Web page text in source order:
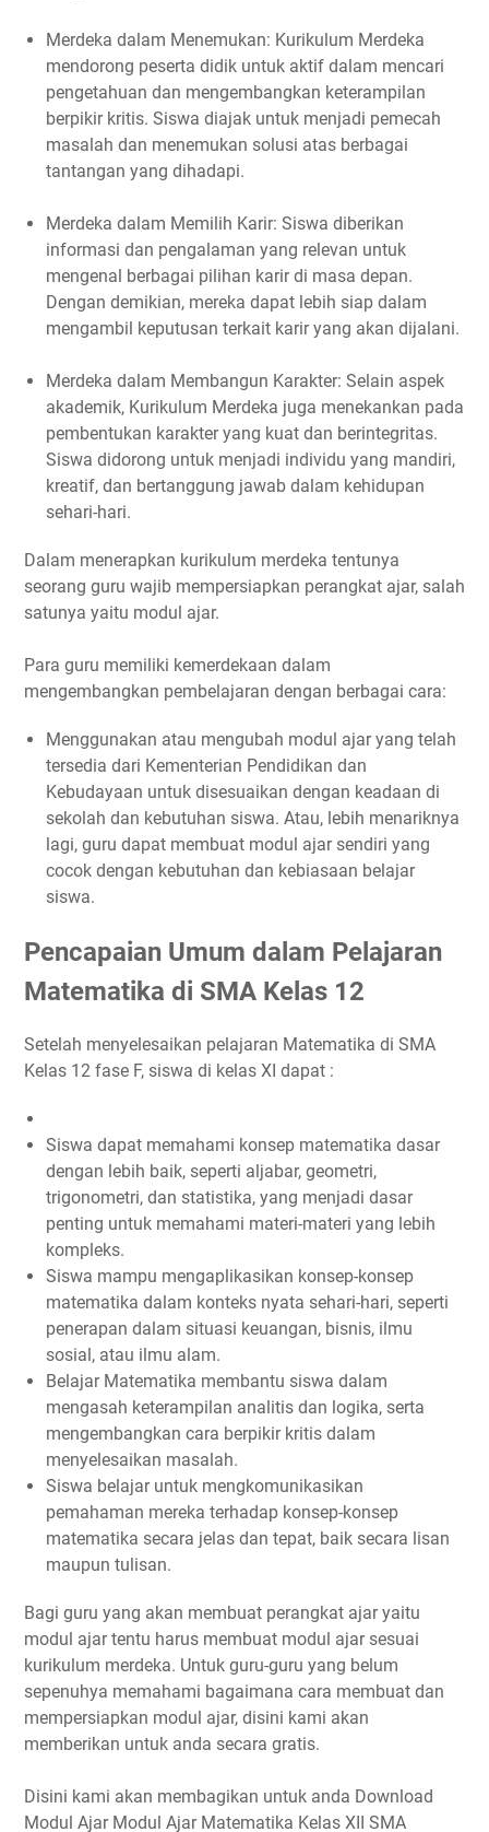
Merdeka dalam Menemukan: Kurikulum Merdeka
mendorong peserta didik untuk aktif dalam mencari
pengetahuan dan mengembangkan keterampilan
berpikir kritis. Siswa diajak untuk menjadi pemecah
masalah dan menemukan solusi atas berbagai
tantangan yang dihadapi.
Merdeka dalam Memilih Karir: Siswa diberikan
informasi dan pengalaman yang relevan untuk
mengenal berbagai pilihan karir di masa depan.
Dengan demikian, mereka dapat lebih siap dalam
mengambil keputusan terkait karir yang akan dijalani.
Merdeka dalam Membangun Karakter: Selain aspek
akademik, Kurikulum Merdeka juga menekankan pada
pembentukan karakter yang kuat dan berintegritas.
Siswa didorong untuk menjadi individu yang mandiri,
kreatif, dan bertanggung jawab dalam kehidupan
sehari-hari.
Dalam menerapkan kurikulum merdeka tentunya
seorang guru wajib mempersiapkan perangkat ajar, salah
satunya yaitu modul ajar.
Para guru memiliki kemerdekaan dalam
mengembangkan pembelajaran dengan berbagai cara:
Menggunakan atau mengubah modul ajar yang telah
tersedia dari Kementerian Pendidikan dan
Kebudayaan untuk disesuaikan dengan keadaan di
sekolah dan kebutuhan siswa. Atau, lebih menariknya
lagi, guru dapat membuat modul ajar sendiri yang
cocok dengan kebutuhan dan kebiasaan belajar
siswa.
Pencapaian Umum dalam Pelajaran
Matematika di SMA Kelas 12
Setelah menyelesaikan pelajaran Matematika di SMA
Kelas 12 fase F, siswa di kelas XI dapat :
Siswa dapat memahami konsep matematika dasar
dengan lebih baik, seperti aljabar, geometri,
trigonometri, dan statistika, yang menjadi dasar
penting untuk memahami materi-materi yang lebih
kompleks.
Siswa mampu mengaplikasikan konsep-konsep
matematika dalam konteks nyata sehari-hari, seperti
penerapan dalam situasi keuangan, bisnis, ilmu
sosial, atau ilmu alam.
Belajar Matematika membantu siswa dalam
mengasah keterampilan analitis dan logika, serta
mengembangkan cara berpikir kritis dalam
menyelesaikan masalah.
Siswa belajar untuk mengkomunikasikan
pemahaman mereka terhadap konsep-konsep
matematika secara jelas dan tepat, baik secara lisan
maupun tulisan.
Bagi guru yang akan membuat perangkat ajar yaitu
modul ajar tentu harus membuat modul ajar sesuai
kurikulum merdeka. Untuk guru-guru yang belum
sepenuhya memahami bagaimana cara membuat dan
mempersiapkan modul ajar, disini kami akan
memberikan untuk anda secara gratis.
Disini kami akan membagikan untuk anda Download
Modul Ajar Modul Ajar Matematika Kelas XII SMA